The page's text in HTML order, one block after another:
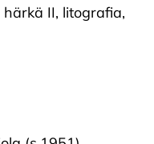
II, litografia,